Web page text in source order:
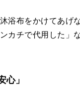
浴布をかけてあげ
カチで代用した」
」